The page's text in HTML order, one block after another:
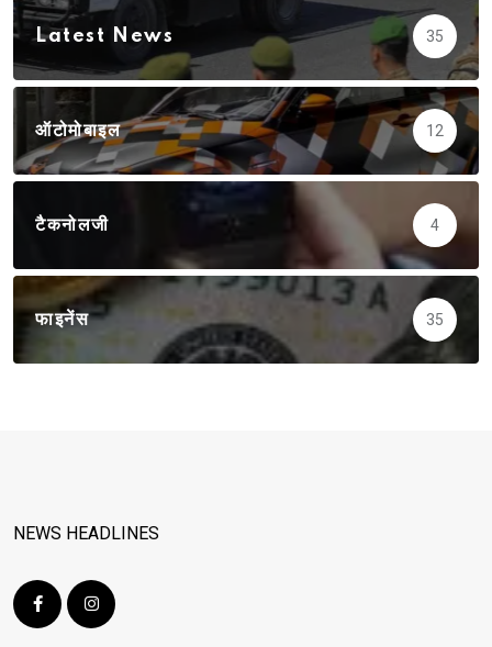
Latest News 35
ऑटोमोबाइल 12
टैकनोलजी 4
फाइनेंस 35
NEWS HEADLINES